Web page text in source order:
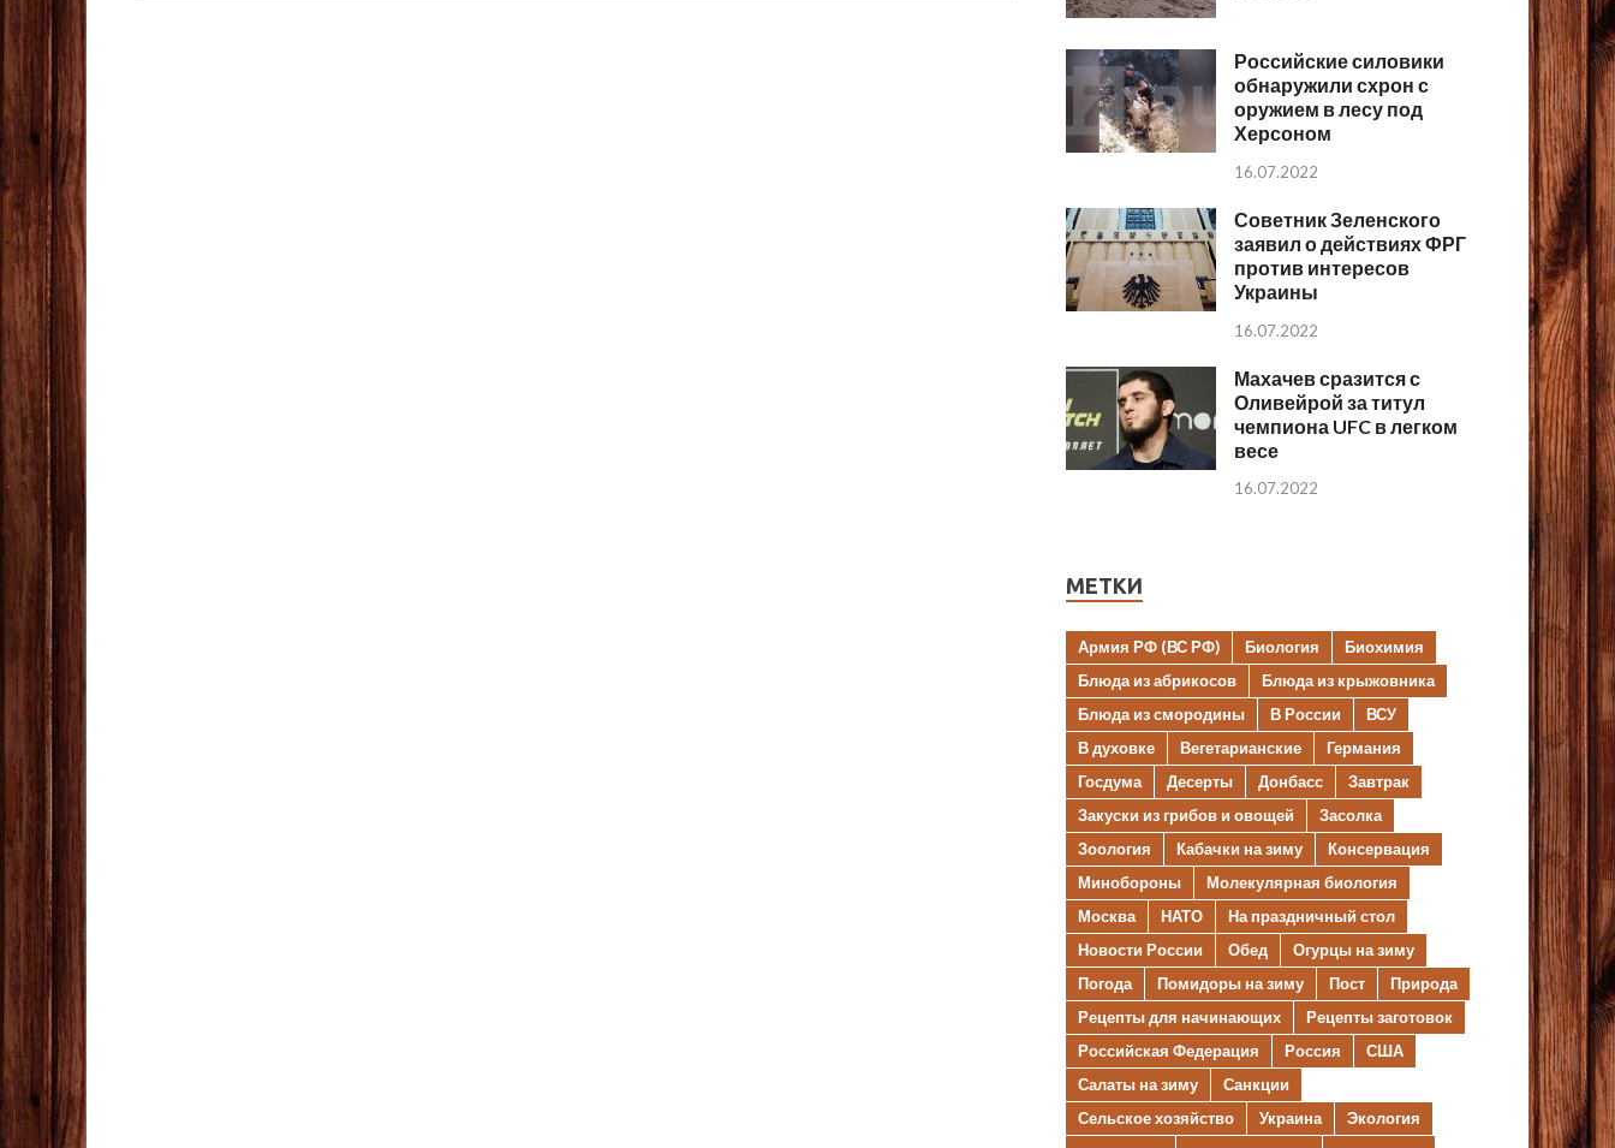
Российские силовики
обнаружили схрон с
оружием в лесу под
Херсоном
16.07.2022
Советник Зеленского
заявил о действиях ФРГ
против интересов
Украины
16.07.2022
Махачев сразится с
Оливейрой за титул
чемпиона UFC в легком
весе
16.07.2022
МЕТКИ
Армия РФ (ВС РФ) Биология
Биохимия
Блюда из абрикосов
Блюда из крыжовника
Блюда из смородины
В России
ВСУ
В духовке
Вегетарианские
Германия
Госдума
Десерты Донбасс
Завтрак
Закуски из грибов и овощей
Засолка
Зоология
Кабачки на зиму
Консервация
Минобороны
Молекулярная биология
Москва
НАТО
На праздничный стол
Новости России
Обед
Огурцы на зиму
Погода
Помидоры на зиму Пост
Природа
Рецепты для начинающих
Рецепты заготовок
Российская Федерация
Россия
США
Салаты на зиму
Санкции
Сельское хозяйство
Украина
Экология